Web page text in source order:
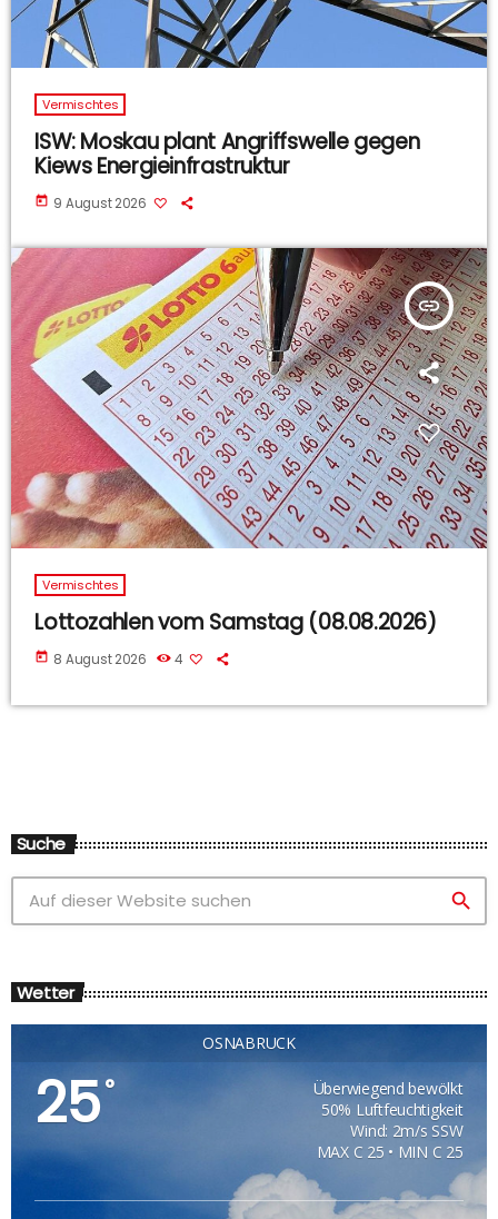
Vermischtes
ISW: Moskau plant Angriffswelle gegen
Kiews Energieinfrastruktur
today 9 August 2026
insert_link
Vermischtes
Lottozahlen vom Samstag (08.08.2026)
today 8 August 2026 4
Suche
search
Wetter
OSNABRÜCK
25°
Überwiegend bewölkt
50% Luftfeuchtigkeit
Wind: 2m/s SSW
MAX C 25 • MIN C 25